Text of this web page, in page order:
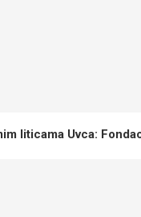
liticama Uvca: